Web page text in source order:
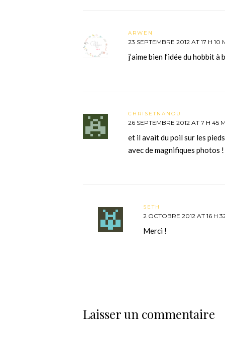
ARWEN
23 SEPTEMBRE 2012 AT 17 H 10
j’aime bien l’idée du hobbit
CHRISETNANOU
26 SEPTEMBRE 2012 AT 7 H 45
et il avait du poil sur les
avec de magnifiques photos !
SETH
2 OCTOBRE 2012 AT 16 H
Merci !
Laisser un commentaire